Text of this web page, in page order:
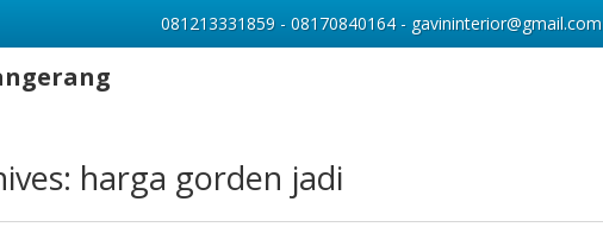
harga gorden jadi
081213331859 - 08170840164 - gavininterior@gmail.com